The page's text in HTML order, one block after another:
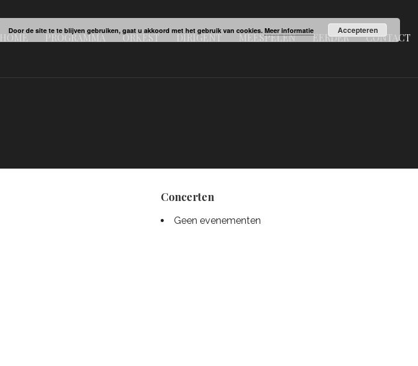
HOME PROGRAMMA ORKEST DIRIGENT MEESPELEN EERDER CONTACT
Concerten
Geen evenementen
Door de site te te blijven gebruiken, gaat u akkoord met het gebruik van cookies. Meer informatie Accepteren